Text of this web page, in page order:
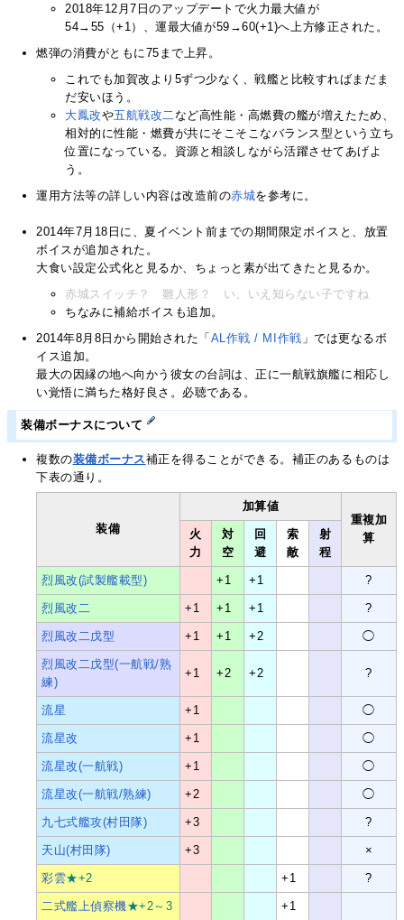
2018年12月7日のアップデートで火力最大値が
54→55（+1）、運最大値が59→60(+1)へ上方修正された。
燃弾の消費がともに75まで上昇。
これでも加賀改より5ずつ少なく、戦艦と比較すればまだま
だ安いほう。
大鳳改や五航戦改二 など高性能・高燃費の艦が増えたため、
相対的に性能・燃費が共にそこそこなバランス型という立ち
位置になっている。資源と相談しながら活躍させてあげよ
う。
運用方法等の詳しい内容は改造前の赤城を参考に。
2014年7月18日に、夏イベント前までの期間限定ボイスと、放置
ボイスが追加された。
大食い設定公式化と見るか、ちょっと素が出てきたと見るか。
赤城スイッチ？ 雛人形？ い、いえ知らない子ですね
ちなみに補給ボイスも追加。
2014年8月8日から開始された「 AL作戦 / MI作戦 」では更なるボ
イス追加。
最大の因縁の地へ向かう彼女の台詞は、正に一航戦旗艦に相応し
い覚悟に満ちた格好良さ。必聴である。
装備ボーナスについて
複数の装備ボーナス補正を得ることができる。補正のあるものは
下表の通り。
装備
加算値
重複加
算
火
力
対
空
回
避
索
敵
射
程
烈風改(試製艦載型) +1 +1 ?
烈風改二 +1 +1 +1 ?
烈風改二戊型 +1 +1 +2 ◯
烈風改二戊型(一航戦/熟
練)
+1 +2 +2 ?
流星 +1 ◯
流星改 +1 ◯
流星改(一航戦) +1 ◯
流星改(一航戦/熟練) +2 ◯
九七式艦攻(村田隊) +3 ?
天山(村田隊) +3 ×
彩雲★+2 +1 ?
二式艦上偵察機★+2～3 +1